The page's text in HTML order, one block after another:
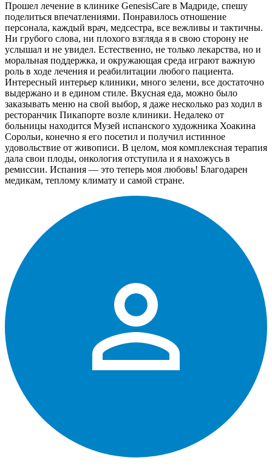
Прошел лечение в клинике GenesisСare в Мадриде, спешу
поделиться впечатлениями. Понравилось отношение
персонала, каждый врач, медсестра, все вежливы и тактичны.
Ни грубого слова, ни плохого взгляда я в свою сторону не
услышал и не увидел. Естественно, не только лекарства, но и
моральная поддержка, и окружающая среда играют важную
роль в ходе лечения и реабилитации любого пациента.
Интересный интерьер клиники, много зелени, все достаточно
выдержано и в едином стиле. Вкусная еда, можно было
заказывать меню на свой выбор, я даже несколько раз ходил в
ресторанчик Пикапорте возле клиники. Недалеко от
больницы находится Музей испанского художника Хоакина
Сорольи, конечно я его посетил и получил истинное
удовольствие от живописи. В целом, моя комплексная терапия
дала свои плоды, онкология отступила и я нахожусь в
ремиссии. Испания — это теперь моя любовь! Благодарен
медикам, теплому климату и самой стране.